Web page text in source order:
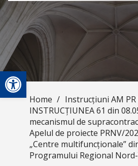
Open toolbar
Home / Instrucțiuni AM PR
INSTRUCȚIUNEA 61 din
mecanismul de
Apelul de proiecte PRNV/
„Centre multifuncționale”
Programului Regional